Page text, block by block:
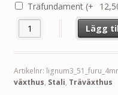
Träfundament (+
Lignum3 Träväxthus Stali
Lägg
Artikelnr:
växthus, Stali, Träväxthus